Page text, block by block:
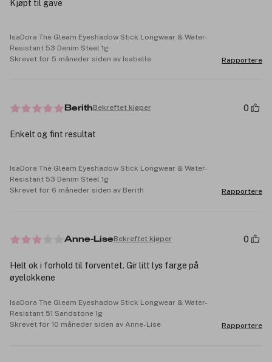
Kjøpt til gave
IsaDora The Gleam Eyeshadow Stick Longwear & Water-
Resistant 53 Denim Steel 1g
Skrevet for 5 måneder siden av Isabelle
Rapportere
BerithBekreftet kjøper 0
Enkelt og fint resultat
IsaDora The Gleam Eyeshadow Stick Longwear & Water-
Resistant 53 Denim Steel 1g
Skrevet for 6 måneder siden av Berith
Rapportere
Anne-LiseBekreftet kjøper 0
Helt ok i forhold til forventet. Gir litt lys farge på
øyelokkene
IsaDora The Gleam Eyeshadow Stick Longwear & Water-
Resistant 51 Sandstone 1g
Skrevet for 10 måneder siden av Anne-Lise
Rapportere